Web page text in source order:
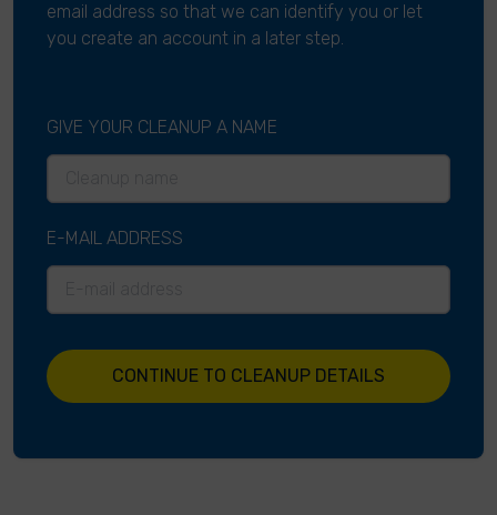
email address so that we can identify you or let
you create an account in a later step.
GIVE YOUR CLEANUP A NAME
E-MAIL ADDRESS
CONTINUE TO CLEANUP DETAILS